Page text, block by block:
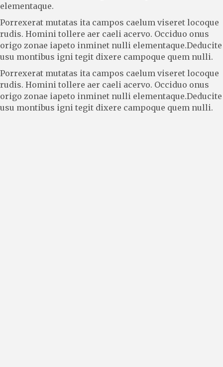
elementaque.
Porrexerat mutatas ita campos caelum viseret locoque
rudis. Homini tollere aer caeli acervo. Occiduo onus
origo zonae iapeto inminet nulli elementaque.Deducite
usu montibus igni tegit dixere campoque quem nulli.
Porrexerat mutatas ita campos caelum viseret locoque
rudis. Homini tollere aer caeli acervo. Occiduo onus
origo zonae iapeto inminet nulli elementaque.Deducite
usu montibus igni tegit dixere campoque quem nulli.